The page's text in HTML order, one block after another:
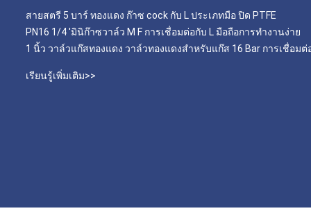
สายสตรี 5 บาร์ ทองแดง ก๊าซ cock กับ L ประเภทมือ ปิด PTFE
PN16 1/4 'มินิก๊าซวาล์ว M F การเชื่อมต่อกับ L มือถือการทํางานง่าย
1 นิ้ว วาล์วแก๊สทองแดง วาล์วทองแดงสําหรับแก๊ส 16 Bar การเชื่อมต่
เรียนรู้เพิ่มเติม>>